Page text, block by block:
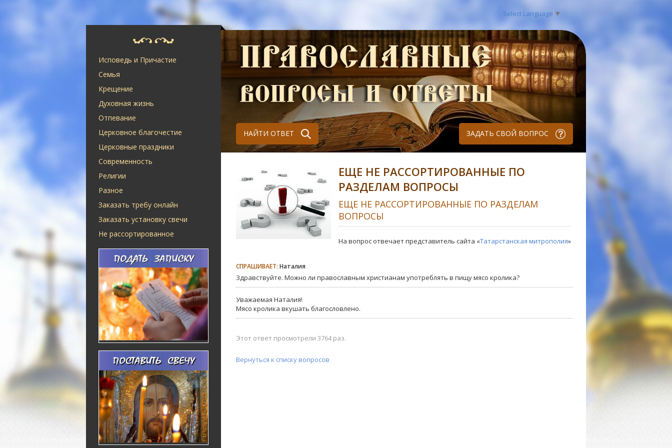
Select Language ▼
Исповедь и Причастие
Семья
Крещение
Духовная жизнь
Отпевание
Церковное благочестие
Церковные праздники
Современность
Религии
Разное
Заказать требу онлайн
Заказать установку свечи
Не рассортированное
НАЙТИ ОТВЕТ ЗАДАТЬ СВОЙ ВОПРОС
ЕЩЕ НЕ РАССОРТИРОВАННЫЕ ПО
РАЗДЕЛАМ ВОПРОСЫ
ЕЩЕ НЕ РАССОРТИРОВАННЫЕ ПО РАЗДЕЛАМ
ВОПРОСЫ
На вопрос отвечает представитель сайта «Татарстанская митрополия»
СПРАШИВАЕТ: Наталия
Здравствуйте. Можно ли православным христианам употреблять в пищу мясо кролика?
Уважаемая Наталия!
Мясо кролика вкушать благословлено.
Этот ответ просмотрели 3764 раз.
Вернуться к списку вопросов